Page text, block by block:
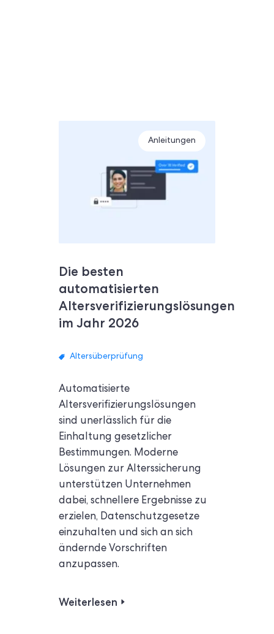
Anleitungen
Die besten
automatisierten
Altersverifizierungslösungen
im Jahr 2026
Altersüberprüfung
Automatisierte
Altersverifizierungslösungen
sind unerlässlich für die
Einhaltung gesetzlicher
Bestimmungen. Moderne
Lösungen zur Alterssicherung
unterstützen Unternehmen
dabei, schnellere Ergebnisse zu
erzielen, Datenschutzgesetze
einzuhalten und sich an sich
ändernde Vorschriften
anzupassen.
Weiterlesen